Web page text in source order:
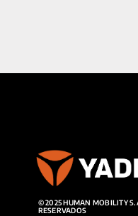
© 2025 HUMAN MOBILITY
RESERVADOS